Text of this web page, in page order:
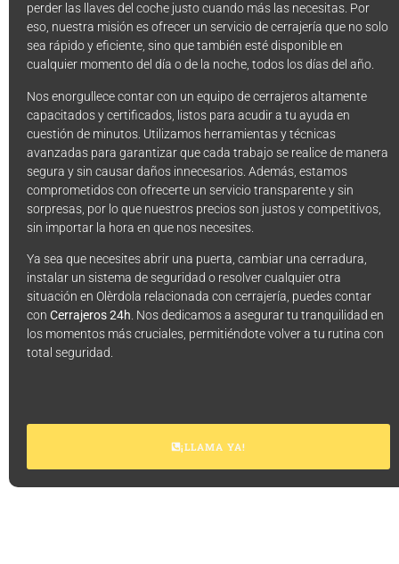
perder las llaves del coche justo cuando más las necesitas. Por
eso, nuestra misión es ofrecer un servicio de cerrajería que no solo
sea rápido y eficiente, sino que también esté disponible en
cualquier momento del día o de la noche, todos los días del año.
Nos enorgullece contar con un equipo de cerrajeros altamente
capacitados y certificados, listos para acudir a tu ayuda en
cuestión de minutos. Utilizamos herramientas y técnicas
avanzadas para garantizar que cada trabajo se realice de manera
segura y sin causar daños innecesarios. Además, estamos
comprometidos con ofrecerte un servicio transparente y sin
sorpresas, por lo que nuestros precios son justos y competitivos,
sin importar la hora en que nos necesites.
Ya sea que necesites abrir una puerta, cambiar una cerradura,
instalar un sistema de seguridad o resolver cualquier otra
situación en Olèrdola relacionada con cerrajería, puedes contar
con Cerrajeros 24h. Nos dedicamos a asegurar tu tranquilidad en
los momentos más cruciales, permitiéndote volver a tu rutina con
total seguridad.
¡LLAMA YA!